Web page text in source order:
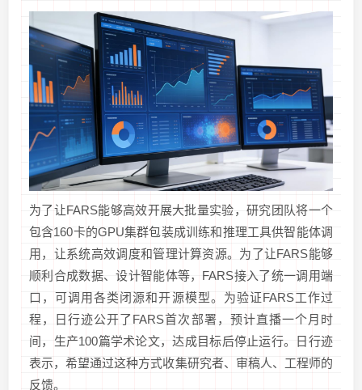
为了让FARS能够高效开展大批量实验，研究团队将一个
包含160卡的GPU集群包装成训练和推理工具供智能体调
用，让系统高效调度和管理计算资源。为了让FARS能够
顺利合成数据、设计智能体等，FARS接入了统一调用端
口，可调用各类闭源和开源模型。为验证FARS工作过
程，日行迹公开了FARS首次部署，预计直播一个月时
间，生产100篇学术论文，达成目标后停止运行。日行迹
表示，希望通过这种方式收集研究者、审稿人、工程师的
反馈。